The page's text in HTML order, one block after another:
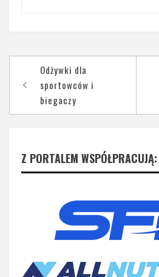
Nawigacja
wpisu
Odżywki dla
sportowców i
biegaczy
Z PORTALEM WSPÓŁPRACUJĄ: